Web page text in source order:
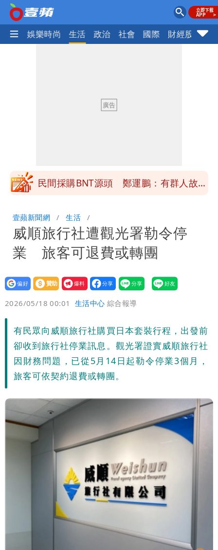
熱門 娛樂時尚 生活 政治 社會 國際 財經股市
男裁判勒令女選手「解衣」檢查
他二刷《蜘蛛人》一路劇透 周圍觀眾氣
沒水用
民間採購BNT源頭 鄭運鵬：有群人故意
男裁判勒令女選手「解衣」檢查
他二刷《蜘蛛人》一路劇透 周圍觀眾氣
炸開扁
壹蘋新聞網 生活
威順旅行社遭觀光署勒令停
業 旅客可退費或轉團
設為
贊助
我要
爆料
2026/05/18 00:01 生活中心 綜合報導
有民眾向威順旅行社購買日本套裝行程，出發前
卻收到旅行社停業訊息。觀光署證實威順旅行社
因財務問題，已從5月14日起勒令停業3個月，
旅客可依契約退費或轉團。